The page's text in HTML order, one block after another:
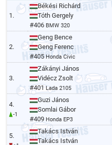
1.
Békési Richárd
Tóth Gergely
#406 BMW 320
2.
Geng Bence
Geng Ferenc
#405 Honda Civic
3.
Zákányi János
Vidécz Zsolt
#401Lada 2105
4.
-1
Guzi János
Somlai Gábor
#409 Honda EP3
5.
Takács István
Takács István